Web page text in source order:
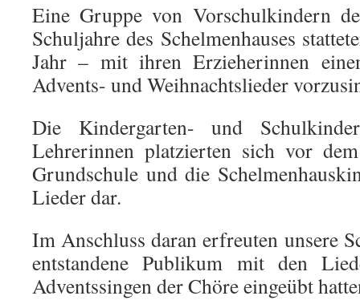
Eine Gruppe von Vorschulkindern
Schuljahre des Schelmenhauses
Jahr – mit ihren Erzieherinnen
Advents- und Weihnachtslieder
Die Kindergarten- und
Lehrerinnen platzierten sich vor
Grundschule und die
Lieder dar.
Im Anschluss daran erfreuten unsere
entstandene Publikum mit den
Adventssingen der Chöre eingeübt